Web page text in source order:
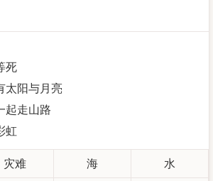
死
太阳与月亮
起走山路
虹
灾难 海 水